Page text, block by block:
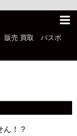
販売 買取 バスボ
ん！？